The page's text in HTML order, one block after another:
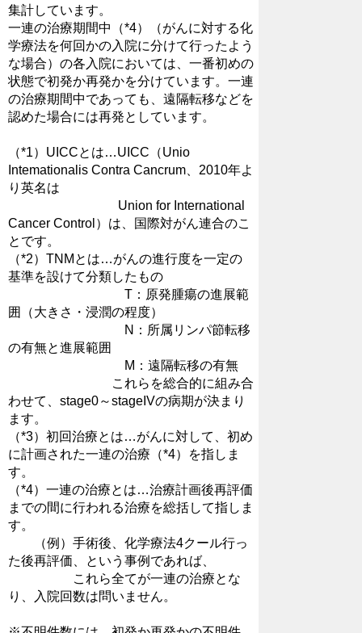
集計しています。
一連の治療期間中（*4）（がんに対する化
学療法を何回かの入院に分けて行ったよう
な場合）の各入院においては、一番初めの
状態で初発か再発かを分けています。一連
の治療期間中であっても、遠隔転移などを
認めた場合には再発としています。
（*1）UICCとは…UICC（Unio
Intemationalis Contra Cancrum、2010年よ
り英名は
Union for International
Cancer Control）は、国際対がん連合のこ
とです。
（*2）TNMとは…がんの進行度を一定の
基準を設けて分類したもの
T：原発腫瘍の進展範
囲（大きさ・浸潤の程度）
N：所属リンパ節転移
の有無と進展範囲
M：遠隔転移の有無
これらを総合的に組み合
わせて、stage0～stageIVの病期が決まり
ます。
（*3）初回治療とは…がんに対して、初め
に計画された一連の治療（*4）を指しま
す。
（*4）一連の治療とは…治療計画後再評価
までの間に行われる治療を総括して指しま
す。
（例）手術後、化学療法4クール行っ
た後再評価、という事例であれば、
これら全てが一連の治療とな
り、入院回数は問いません。